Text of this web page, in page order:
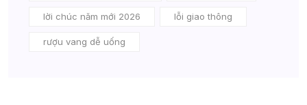
lời chúc năm mới 2026 lỗi giao thông
rượu vang dễ uống